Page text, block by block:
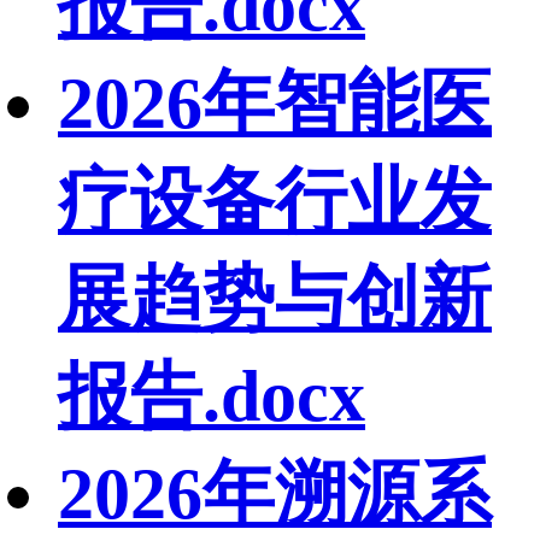
2026年智能医
疗设备行业发
展趋势与创新
报告.docx
2026年溯源系